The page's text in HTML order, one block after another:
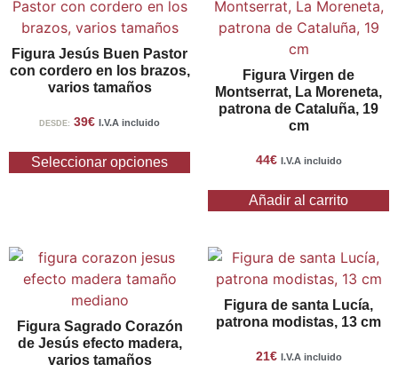
Figura Jesús Buen Pastor
con cordero en los brazos,
varios tamaños
DESDE: 39€ I.V.A incluido
Seleccionar opciones
Figura Virgen de
Montserrat, La Moreneta,
patrona de Cataluña, 19
cm
44€ I.V.A incluido
Añadir al carrito
Figura Sagrado Corazón
de Jesús efecto madera,
varios tamaños
Figura de santa Lucía,
patrona modistas, 13 cm
21€ I.V.A incluido